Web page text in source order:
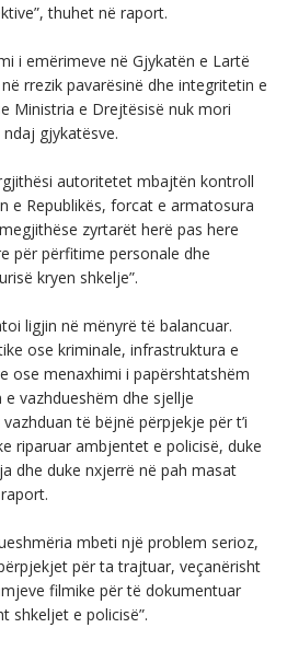
thuhet në raport.
i emërimeve në Gjykatën e Lartë
rrezik pavarësinë dhe integritetin e
Ministria e Drejtësisë nuk mori
gjykatësve.
autoritetet mbajtën kontroll
e Republikës, forcat e armatosura
zyrtarët herë pas here
për përfitime personale dhe
kryen shkelje”.
ligjin në mënyrë të balancuar.
ose kriminale, infrastruktura e
ose menaxhimi i papërshtatshëm
vazhdueshëm dhe sjellje
të bëjnë përpjekje për t’i
riparuar ambjentet e policisë, duke
dhe duke nxjerrë në pah masat
mbeti një problem serioz,
për ta trajtuar, veçanërisht
filmike për të dokumentuar
shkeljet e policisë”.